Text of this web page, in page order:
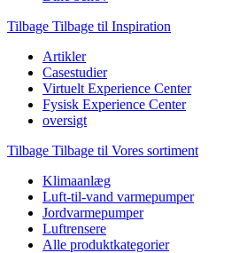
Tilbage Tilbage til Inspiration
Artikler
Casestudier
Virtuelt Experience Center
Fysisk Experience Center
oversigt
Tilbage Tilbage til Vores sortiment
Klimaanlæg
Luft-til-vand varmepumper
Jordvarmepumper
Luftrensere
Alle produktkategorier